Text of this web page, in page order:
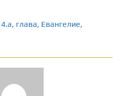
4.a, глава, Евангелие,